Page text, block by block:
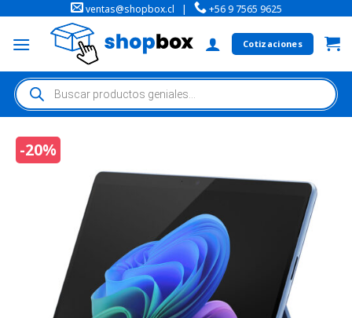
ventas@shopbox.cl | +56 9 7565 9625
Cotizaciones
-20%